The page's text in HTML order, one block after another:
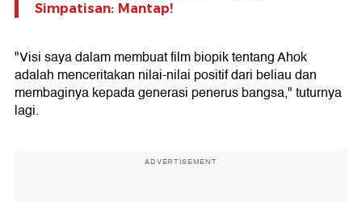
Simpatisan: Mantap!
"Visi saya dalam membuat film biopik tentang Ahok
adalah menceritakan nilai-nilai positif dari beliau dan
membaginya kepada generasi penerus bangsa," tuturnya
lagi.
ADVERTISEMENT